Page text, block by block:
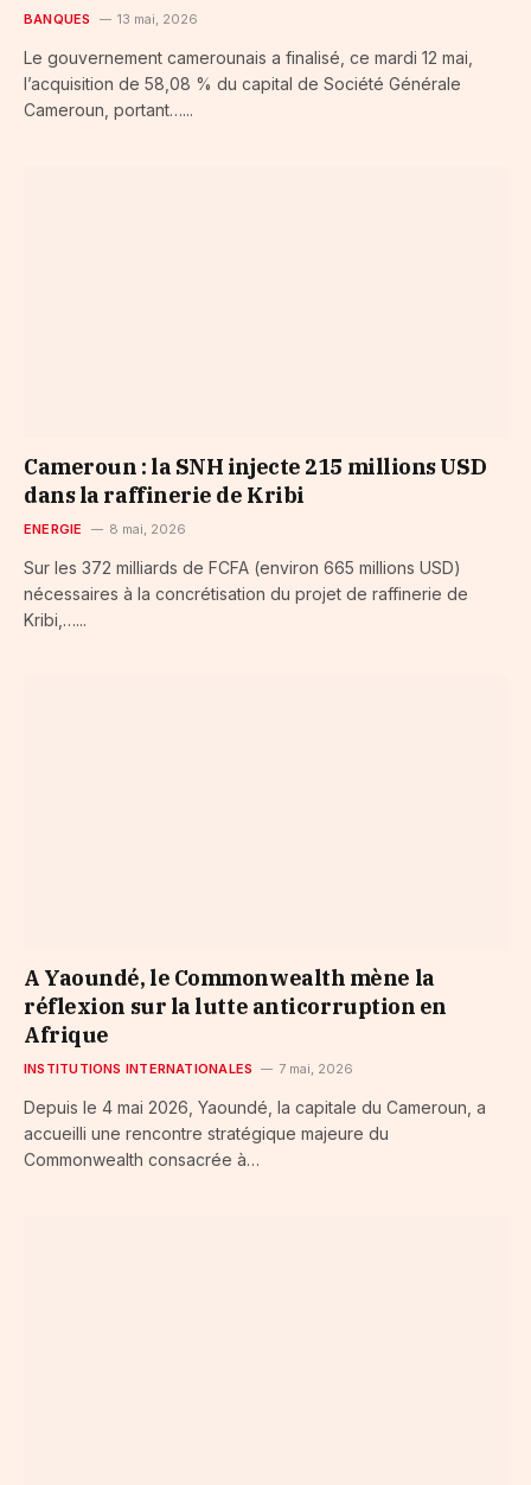
BANQUES 13 mai, 2026
Le gouvernement camerounais a finalisé, ce mardi 12 mai,
l’acquisition de 58,08 % du capital de Société Générale
Cameroun, portant…...
Cameroun : la SNH injecte 215 millions USD
dans la raffinerie de Kribi
ENERGIE 8 mai, 2026
Sur les 372 milliards de FCFA (environ 665 millions USD)
nécessaires à la concrétisation du projet de raffinerie de
Kribi,…...
A Yaoundé, le Commonwealth mène la
réflexion sur la lutte anticorruption en
Afrique
INSTITUTIONS INTERNATIONALES 7 mai, 2026
Depuis le 4 mai 2026, Yaoundé, la capitale du Cameroun, a
accueilli une rencontre stratégique majeure du
Commonwealth consacrée à…